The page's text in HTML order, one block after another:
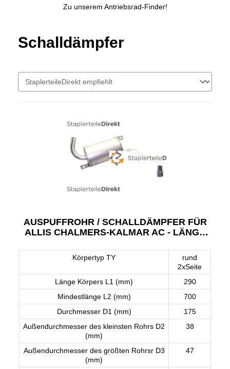
Zu unserem Antriebsrad-Finder!
Schalldämpfer
AUSPUFFROHR / SCHALLDÄMPFER FÜR
ALLIS CHALMERS-KALMAR AC - LÄNGE
Körpertyp TY
rund
2xSeite
Länge Körpers L1 (mm)
290
Mindestlänge L2 (mm)
700
Durchmesser D1 (mm)
175
Außendurchmesser des kleinsten Rohrs D2
(mm)
38
Außendurchmesser des größten Rohrsr D3
(mm)
47